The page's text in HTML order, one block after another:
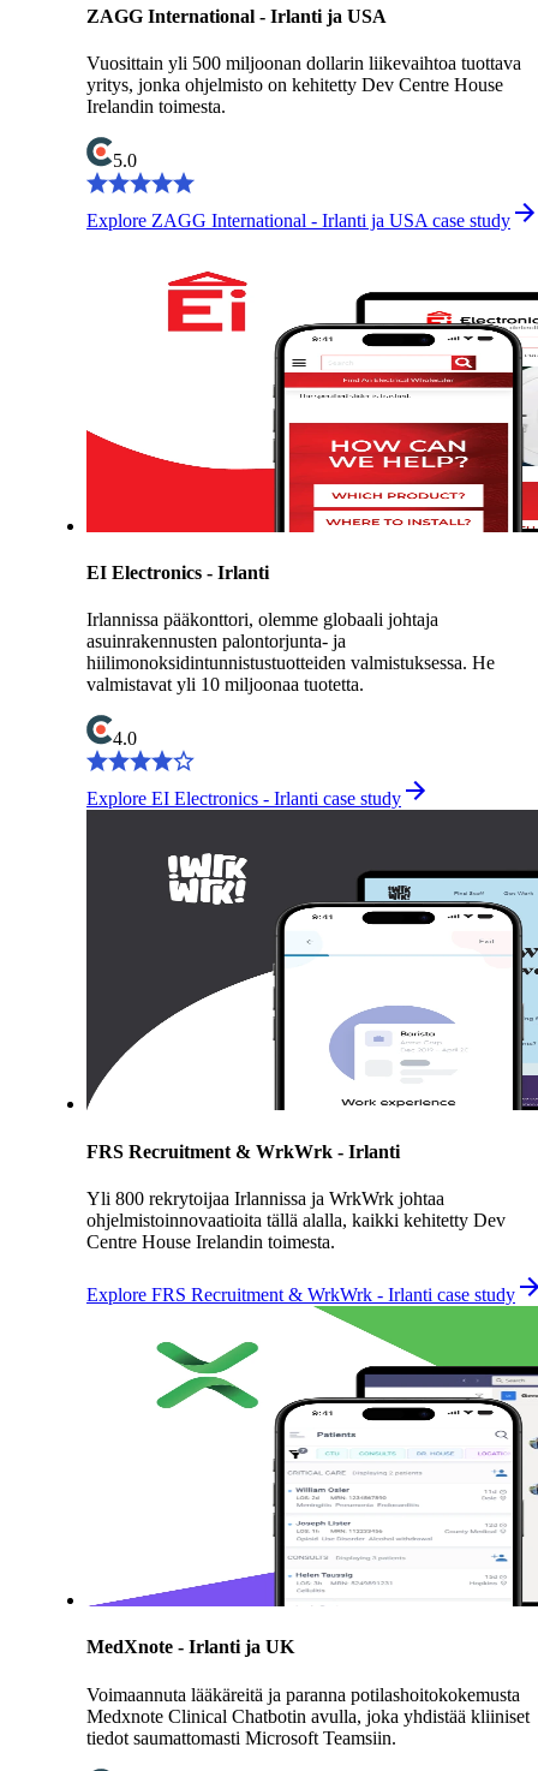
ZAGG International - Irlanti ja USA
Vuosittain yli 500 miljoonan dollarin liikevaihtoa tuottava
yritys, jonka ohjelmisto on kehitetty Dev Centre House
Irelandin toimesta.
5.0
Explore ZAGG International - Irlanti ja USA case study
EI Electronics - Irlanti
Irlannissa pääkonttori, olemme globaali johtaja
asuinrakennusten palontorjunta- ja
hiilimonoksidintunnistustuotteiden valmistuksessa. He
valmistavat yli 10 miljoonaa tuotetta.
4.0
Explore EI Electronics - Irlanti case study
FRS Recruitment & WrkWrk - Irlanti
Yli 800 rekrytoijaa Irlannissa ja WrkWrk johtaa
ohjelmistoinnovaatioita tällä alalla, kaikki kehitetty Dev
Centre House Irelandin toimesta.
Explore FRS Recruitment & WrkWrk - Irlanti case study
MedXnote - Irlanti ja UK
Voimaannuta lääkäreitä ja paranna potilashoitokokemusta
Medxnote Clinical Chatbotin avulla, joka yhdistää kliiniset
tiedot saumattomasti Microsoft Teamsiin.